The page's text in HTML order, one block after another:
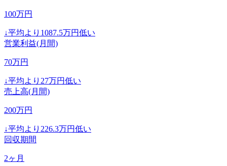
100万円
↓平均より 1087.5万円低い
営業利益(月間)
70万円
↓平均より 27万円低い
売上高(月間)
200万円
↓平均より 226.3万円低い
回収期間
2ヶ月